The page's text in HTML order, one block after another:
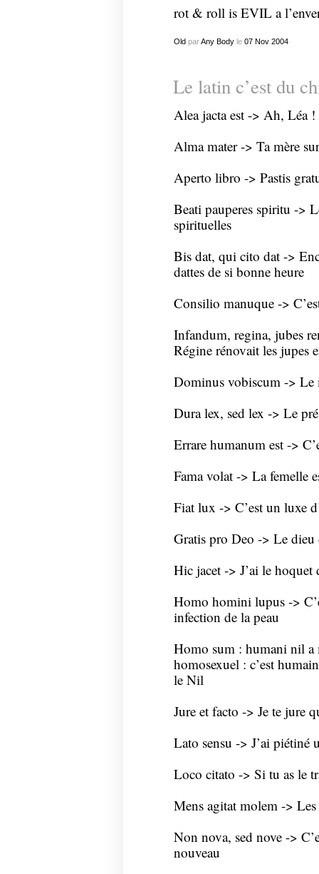
rot & roll is EVIL a
OldparAny Bodyle 07 Nov 2004
Le latin c’est du
Alea jacta est -> Ah, Léa !
Alma mater -> Ta mère
Aperto libro -> Pastis
Beati pauperes spiritu ->
spirituelles
Bis dat, qui cito dat ->
dattes de si bonne heure
Consilio manuque ->
Infandum, regina, jubes
Régine rénovait les jupes
Dominus vobiscum -> Le
Dura lex, sed lex -> Le
Errare humanum est ->
Fama volat -> La femelle
Fiat lux -> C’est un luxe
Gratis pro Deo -> Le dieu
Hic jacet -> J’ai le hoquet
Homo homini lupus ->
infection de la peau
Homo sum : humani nil a
homosexuel : c’est
le Nil
Jure et facto -> Je te jure
Lato sensu -> J’ai piétiné
Loco citato -> Si tu as le
Mens agitat molem ->
Non nova, sed nove ->
nouveau